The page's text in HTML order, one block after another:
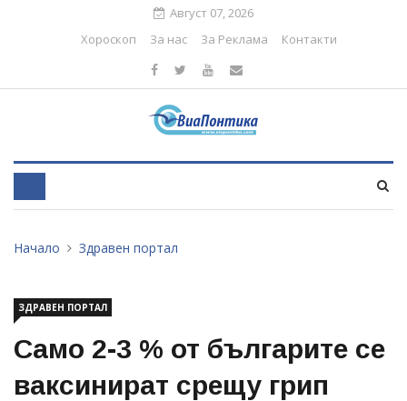
Август 07, 2026
Хороскоп
За нас За Реклама Контакти
Начало Здравен портал
ЗДРАВЕН ПОРТАЛ
Само 2-3 % от българите се
ваксинират срещу грип